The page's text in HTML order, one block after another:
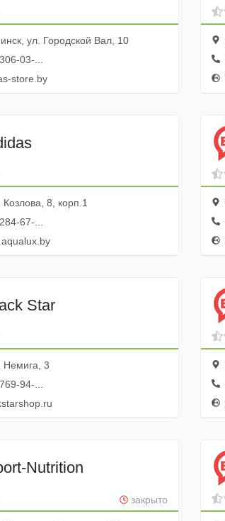
ул. Городской Вал, 10
03-...
store.by
8, корп.1
67-...
Star
Немига, 3
94-...
Nutrition
закрыто